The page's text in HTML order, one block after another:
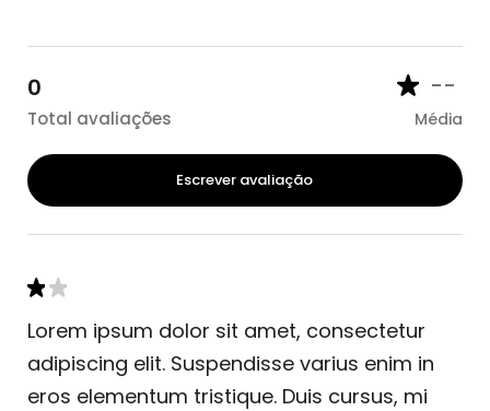
0
Total avaliações
--
Média
Escrever avaliação
Lorem ipsum dolor sit amet, consectetur
adipiscing elit. Suspendisse varius enim in
eros elementum tristique. Duis cursus, mi